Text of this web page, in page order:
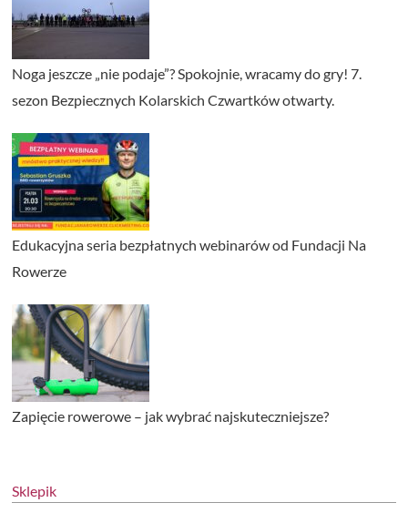
Noga jeszcze „nie podaje”? Spokojnie, wracamy do gry! 7.
sezon Bezpiecznych Kolarskich Czwartków otwarty.
Edukacyjna seria bezpłatnych webinarów od Fundacji Na
Rowerze
Zapięcie rowerowe – jak wybrać najskuteczniejsze?
Sklepik